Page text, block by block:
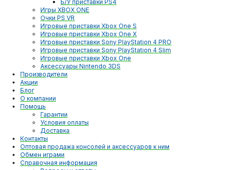
Б/У приставки PS4
Игры XBOX ONE
Очки PS VR
Игровые приставки Xbox One S
Игровые приставки Xbox One X
Игровые приставки Sony PlayStation 4 PRO
Игровые приставки Sony PlayStation 4 Slim
Игровые приставки Xbox One
Аксессуары Nintendo 3DS
Производители
Акции
Блог
О компании
Помощь
Гарантии
Условия оплаты
Доставка
Контакты
Оптовая продажа консолей и аксессуаров к ним
Обмен играми
Справочная информация